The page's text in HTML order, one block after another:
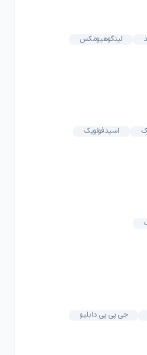
لینگوهیومکس
اسیدفولویک
جی پی پی دابلیو